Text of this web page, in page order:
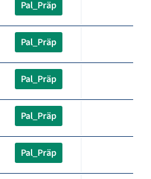
Pal_Präp
Pal_Präp
Pal_Präp
Pal_Präp
Pal_Präp